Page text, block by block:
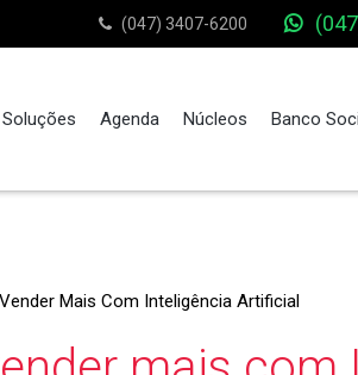
(047) 3407-6200
Soluções Agenda Núcleos Banco
Mais Com Inteligência Artificial